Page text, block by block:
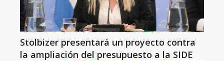
Stolbizer presentará un proyecto contra
la ampliación del presupuesto a la SIDE